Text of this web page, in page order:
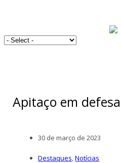
Apitaço em
30 de março de 2023
Destaques,Notícias